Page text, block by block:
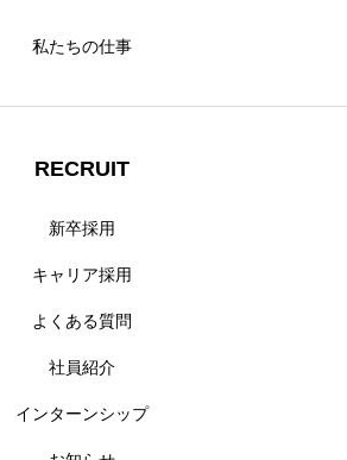
私たちの仕事
RECRUIT
新卒採用
キャリア採用
よくある質問
社員紹介
インターンシップ